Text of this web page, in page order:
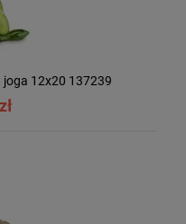
12x20 137239